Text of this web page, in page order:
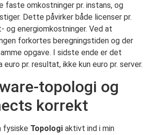
omkostninger pr. instans, og
Dette påvirker både licenser pr.
og energiomkostninger. Ved at
forkortes beregningstiden og der
opgave. I sidste ende er det
euro pr. resultat, ikke kun euro pr. server.
topologi og
korrekt
fysiske Topologi aktivt ind i min